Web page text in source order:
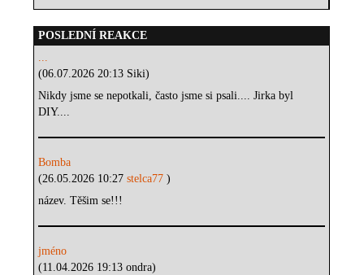
POSLEDNÍ REAKCE
...
(06.07.2026 20:13 Siki)
Nikdy jsme se nepotkali, často jsme si psali.... Jirka byl
DIY....
Bomba
(26.05.2026 10:27stelca77)
název. Těšim se!!!
jméno
(11.04.2026 19:13 ondra)